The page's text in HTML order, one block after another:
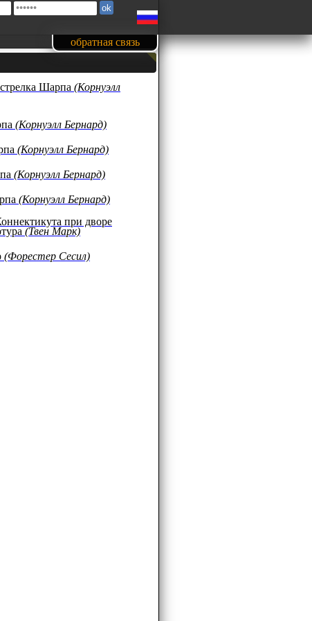
обратная связь
Шарпа (Корнуэлл
(Корнуэлл Бернард)
(Корнуэлл Бернард)
(Корнуэлл Бернард)
(Корнуэлл Бернард)
при дворе
(Твен Марк)
(Форестер Сесил)